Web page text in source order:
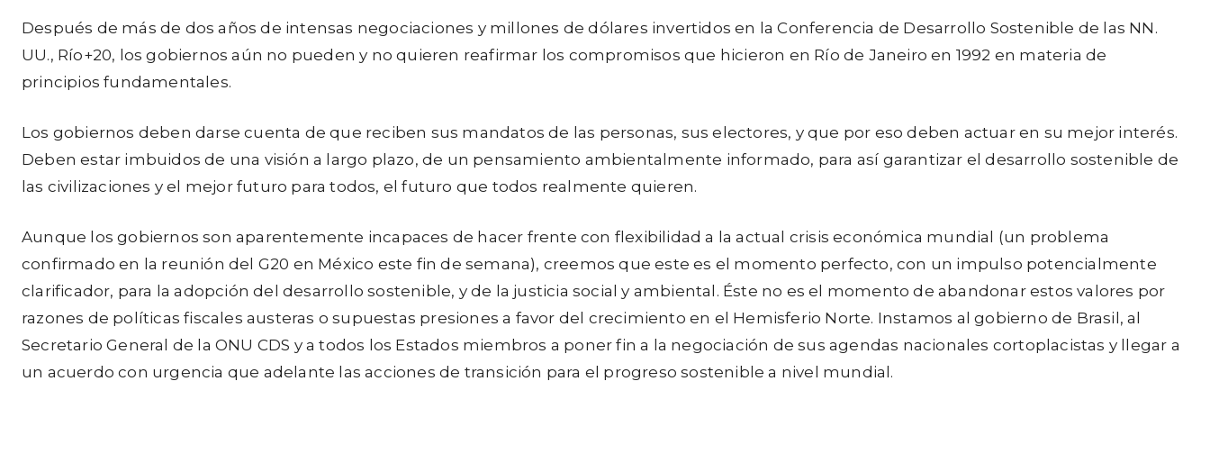
Después de más de dos años de intensas negociaciones y millones de dólares invertidos en la Conferencia de Desarrollo Sostenible de las NN.
UU., Río+20, los gobiernos aún no pueden y no quieren reafirmar los compromisos que hicieron en Río de Janeiro en 1992 en materia de
principios fundamentales.
Los gobiernos deben darse cuenta de que reciben sus mandatos de las personas, sus electores, y que por eso deben actuar en su mejor interés.
Deben estar imbuidos de una visión a largo plazo, de un pensamiento ambientalmente informado, para así garantizar el desarrollo sostenible de
las civilizaciones y el mejor futuro para todos, el futuro que todos realmente quieren.
Aunque los gobiernos son aparentemente incapaces de hacer frente con flexibilidad a la actual crisis económica mundial (un problema
confirmado en la reunión del G20 en México este fin de semana), creemos que este es el momento perfecto, con un impulso potencialmente
clarificador, para la adopción del desarrollo sostenible, y de la justicia social y ambiental. Éste no es el momento de abandonar estos valores por
razones de políticas fiscales austeras o supuestas presiones a favor del crecimiento en el Hemisferio Norte. Instamos al gobierno de Brasil, al
Secretario General de la ONU CDS y a todos los Estados miembros a poner fin a la negociación de sus agendas nacionales cortoplacistas y llegar a
un acuerdo con urgencia que adelante las acciones de transición para el progreso sostenible a nivel mundial.